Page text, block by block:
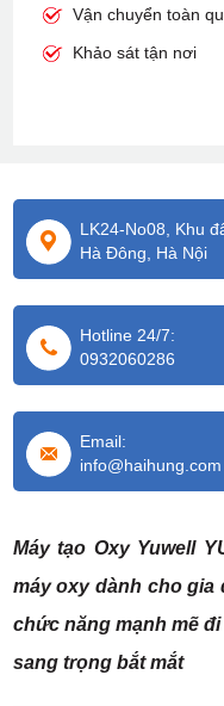
Vận chuyển toàn
Khảo sát tận nơi
LK24-No08, Khu
Hà Đông, Hà Nội
Hotline 24/7:
0932060286
Email:
info@haihung.com
Máy tạo Oxy Yuwell
máy oxy dành cho gia
chức năng mạnh mẽ
sang trọng bắt mắt